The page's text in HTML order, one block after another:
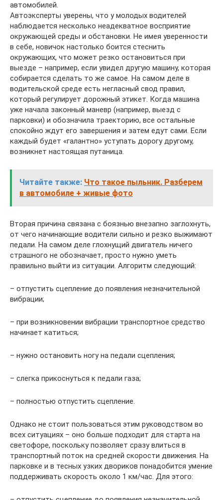
автомобилей.
Автоэксперты уверены, что у молодых водителей
наблюдается несколько неадекватное восприятие
окружающей среды и обстановки. Не имея уверенности
в себе, новичок настолько боится стеснить
окружающих, что может резко остановиться при
выезде – например, если увидел другую машину, которая
собирается сделать то же самое. На самом деле в
водительской среде есть негласный свод правил,
который регулирует дорожный этикет. Когда машина
уже начала законный маневр (например, выезд с
парковки) и обозначила траекторию, все остальные
спокойно ждут его завершения и затем едут сами. Если
каждый будет «галантно» уступать дорогу другому,
возникнет настоящая путаница.
Читайте также: Что такое пыльник. Разберем
в автомобиле + живые фото
Вторая причина связана с боязнью внезапно заглохнуть,
от чего начинающие водители сильно и резко выжимают
педали. На самом деле глохнущий двигатель ничего
страшного не обозначает, просто нужно уметь
правильно выйти из ситуации. Алгоритм следующий:
– отпустить сцепление до появления незначительной
вибрации;
– при возникновении вибрации транспортное средство
начинает катиться;
– нужно остановить ногу на педали сцепления;
– слегка прикоснуться к педали газа;
– полностью отпустить сцепление.
Однако не стоит пользоваться этим руководством во
всех ситуациях – оно больше подходит для старта на
светофоре, поскольку позволяет сразу влиться в
транспортный поток на средней скорости движения. На
парковке и в тесных узких двориков понадобится умение
поддерживать скорость около 1 км/час. Для этого: